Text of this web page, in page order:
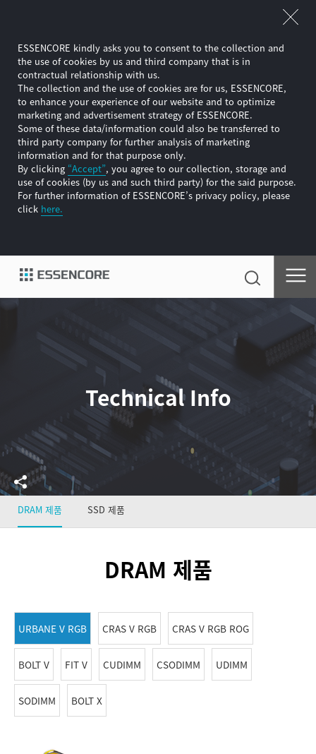
ESSENCORE kindly asks you to consent to the collection and
the use of cookies by us and third company that is in
contractual relationship with us.
The collection and the use of cookies are for us, ESSENCORE,
to enhance your experience of our website and to optimize
marketing and advertisement strategy of ESSENCORE.
Some of these data/information could also be transferred to
third party company for further analysis of marketing
information and for that purpose only.
By clicking “Accept”, you agree to our collection, storage and
use of cookies (by us and such third party) for the said purpose.
For further information of ESSENCORE’s privacy policy, please
click here.
Technical Info
DRAM 제품 SSD 제품
DRAM 제품
URBANE V RGB CRAS V RGB CRAS V RGB ROG
BOLT V FIT V CUDIMM CSODIMM UDIMM
SODIMM BOLT X